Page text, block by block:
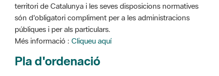
Més informació :Cliqueu aquí
Pla d'ordenació
Instrument de planificació urbanístic